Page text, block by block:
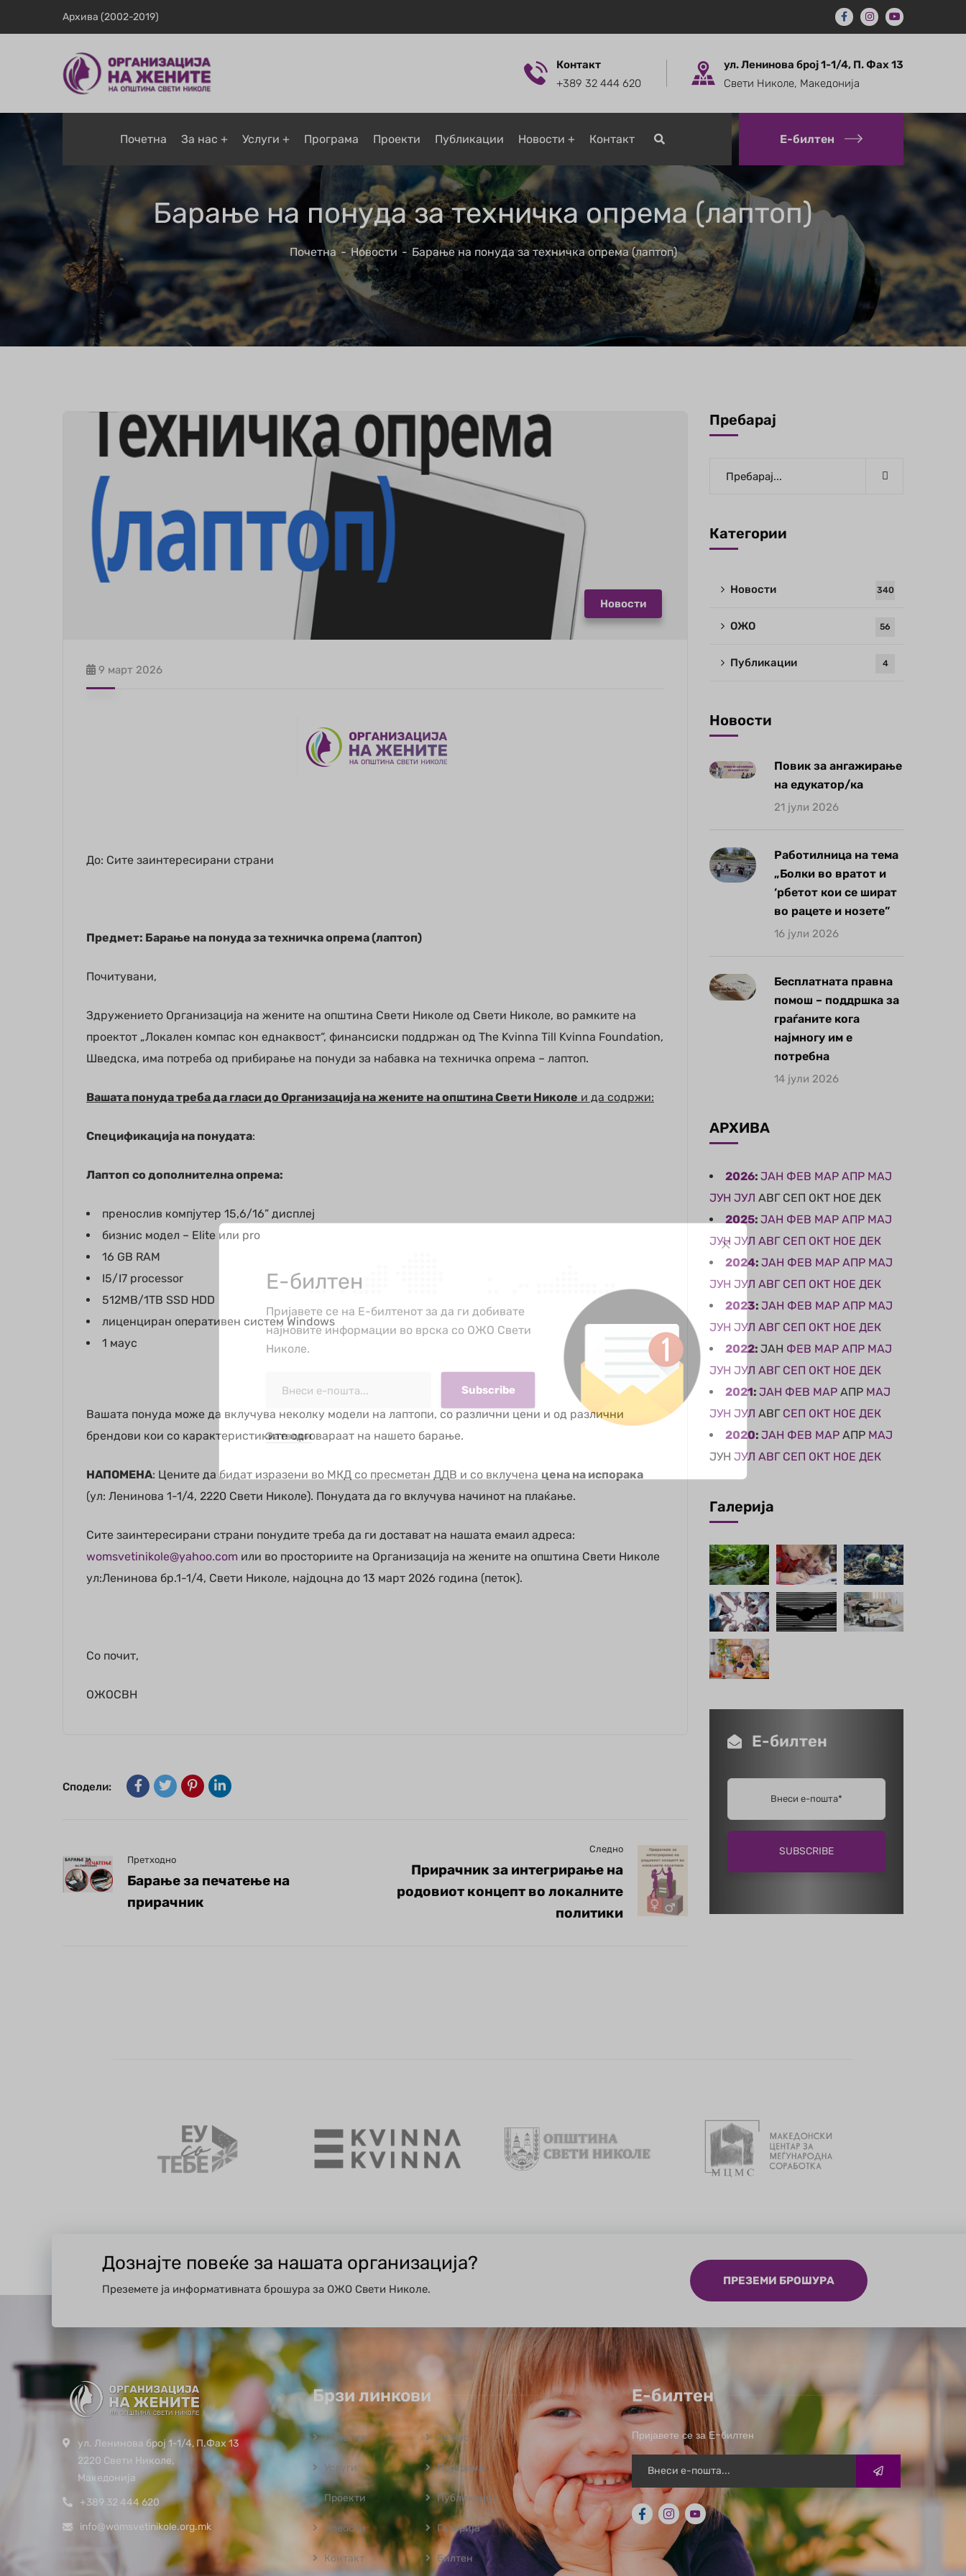
Архива (2002-2019)
Контакт
+389 32 444 620
ул. Ленинова број 1-1/4, П. Фах 13
Свети Николе, Македонија
Почетна За нас Услуги Програмa Проекти Публикации Новости Контакт Е-билтен
Барање на понуда за техничка опрема (лаптоп)
Почетна Новости Барање на понуда за техничка опрема (лаптоп)
Новости
9 март 2026
До: Сите заинтересирани страни
Предмет: Барање на понуда за техничка опрема (лаптоп)
Почитувани,
Здружението Организација на жените на општина Свети Николе од Свети Николе, во рамките на
проектот „Локален компас кон еднаквост“, финансиски поддржан од The Kvinna Till Kvinna Foundation,
Шведска, има потреба од прибирање на понуди за набавка на техничка опрема – лаптоп.
Вашата понуда треба да гласи до Организација на жените на општина Свети Николе и да содржи:
Спецификација на понудата:
Лаптоп со дополнителна опрема:
пренослив компјутер 15,6/16” дисплеј
бизнис модел – Elite или pro
16 GB RAM
I5/I7 processor
512MB/1TB SSD HDD
лиценциран оперативен систем Windows
1 маус
Вашата понуда може да вклучува неколку модели на лаптопи, со различни цени и од различни
брендови кои со карактеристиките одговараат на нашето барање.
НАПОМЕНА: Цените да бидат изразени во МКД со пресметан ДДВ и со вклучена цена на испорака
(ул: Ленинова 1-1/4, 2220 Свети Николе). Понудата да го вклучува начинот на плаќање.
Сите заинтересирани страни понудите треба да ги достават на нашата емаил адреса:
womsvetinikole@yahoo.com или во просториите на Организација на жените на општина Свети Николе
ул:Ленинова бр.1-1/4, Свети Николе, најдоцна до 13 март 2026 година (петок).
Со почит,
ОЖОСВН
Сподели:
Претходно
Барање за печатење на
прирачник
Следно
Прирачник за интегрирање на
родовиот концепт во локалните
политики
Пребарај
Категории
Новости 340
ОЖО 56
Публикации 4
Новости
Повик за ангажирање
на едукатор/ка
21 јули 2026
Работилница на тема
„Болки во вратот и
‘рбетот кои се шират
во рацете и нозете”
16 јули 2026
Бесплатната правна
помош – поддршка за
граѓаните кога
најмногу им е
потребна
14 јули 2026
АРХИВА
2026: ЈАН ФЕВ МАР АПР МАЈ
ЈУН ЈУЛ АВГ СЕП ОКТ НОЕ ДЕК
2025: ЈАН ФЕВ МАР АПР МАЈ
ЈУН ЈУЛ АВГ СЕП ОКТ НОЕ ДЕК
2024: ЈАН ФЕВ МАР АПР МАЈ
ЈУН ЈУЛ АВГ СЕП ОКТ НОЕ ДЕК
2023: ЈАН ФЕВ МАР АПР МАЈ
ЈУН ЈУЛ АВГ СЕП ОКТ НОЕ ДЕК
2022: ЈАН ФЕВ МАР АПР МАЈ
ЈУН ЈУЛ АВГ СЕП ОКТ НОЕ ДЕК
2021: ЈАН ФЕВ МАР АПР МАЈ
ЈУН ЈУЛ АВГ СЕП ОКТ НОЕ ДЕК
2020: ЈАН ФЕВ МАР АПР МАЈ
ЈУН ЈУЛ АВГ СЕП ОКТ НОЕ ДЕК
Галерија
Е-билтен
Дознајте повеќе за нашата организација?
Преземете ја информативната брошура за ОЖО Свети Николе.
ПРЕЗЕМИ БРОШУРА
ул. Ленинова број 1-1/4, П.Фах 13
2220 Свети Николе,
Македонија
+389 32 444 620
info@womsvetinikole.org.mk
Брзи линкови
Почетна За нас
Услуги Програмa
Проекти Публикации
Новости Галерија
Контакт Билтен
Е-билтен
Пријавете се за Е-билтен
Е-билтен
Пријавете се на Е-билтенот за да ги добивате
најновите информации во врска со ОЖО Свети
Николе.
Затвори